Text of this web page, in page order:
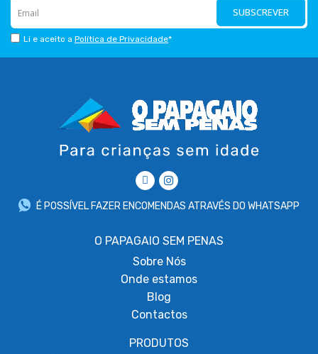
SUBSCREVER
Li e aceito a Política de Privacidade*
É POSSÍVEL FAZER ENCOMENDAS ATRAVÉS DO WHATSAPP
O PAPAGAIO SEM PENAS
Sobre Nós
Onde estamos
Blog
Contactos
PRODUTOS